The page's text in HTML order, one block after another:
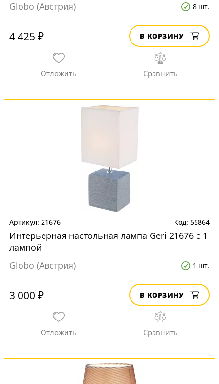
Globo (Австрия)
8 шт.
4 425 ₽ В КОРЗИНУ
21676 55864
Интерьерная настольная лампа Geri 21676 с 1
лампой
Globo (Австрия)
1 шт.
3 000 ₽ В КОРЗИНУ